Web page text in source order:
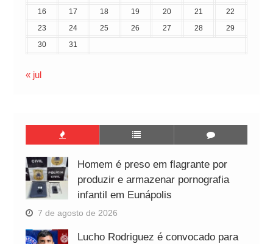
16
17 18 19 20 21
22
23
24 25 26 27 28
29
30
31
« jul
Homem é preso em flagrante por
produzir e armazenar pornografia
infantil em Eunápolis
7 de agosto de 2026
Lucho Rodriguez é convocado para